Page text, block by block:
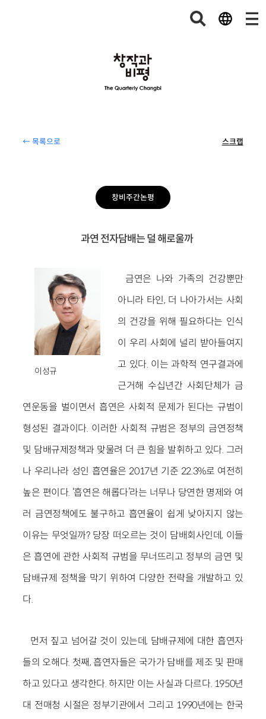
← 목록으로 스크랩
창비주간논평
과연 전자담배는 덜 해로울까
이성규
금연은 나와 가족의 건강뿐만
아니라 타인, 더 나아가서는 사회
의 건강을 위해 필요하다는 인식
이 우리 사회에 널리 받아들여지
고 있다. 이는 과학적 연구결과에
근거해 수십년간 사회단체가 금
연운동을 벌이면서 흡연은 사회적 문제가 된다는 규범이
형성된 결과이다. 이러한 사회적 규범은 정부의 금연정책
및 담배규제정책과 맞물려 더 큰 힘을 발휘하고 있다. 그러
나 우리나라 성인 흡연율은 2017년 기준 22.3%로 여전히
높은 편이다. ‘흡연은 해롭다’라는 너무나 당연한 명제와 여
러 금연정책에도 불구하고 흡연율이 쉽게 낮아지지 않는
이유는 무엇일까? 당장 떠오르는 것이 담배회사인데, 이들
은 흡연에 관한 사회적 규범을 무너뜨리고 정부의 금연 및
담배규제 정책을 막기 위하여 다양한 전략을 개발하고 있
다.
먼저 짚고 넘어갈 것이 있는데, 담배규제에 대한 흡연자
들의 오해다. 첫째, 흡연자들은 국가가 담배를 제조 및 판매
하고 있다고 생각한다. 하지만 이는 사실과 다르다. 1950년
대 전매청 시절은 정부기관에서 그리고 1990년에는 한국